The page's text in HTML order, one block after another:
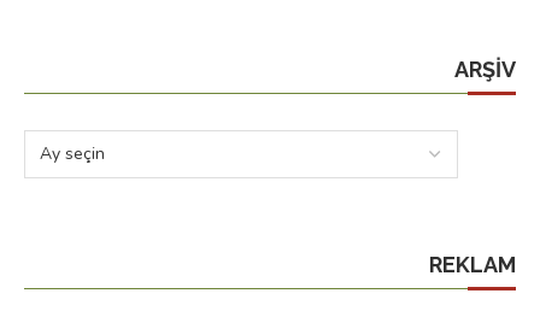
ARŞIV
REKLAM